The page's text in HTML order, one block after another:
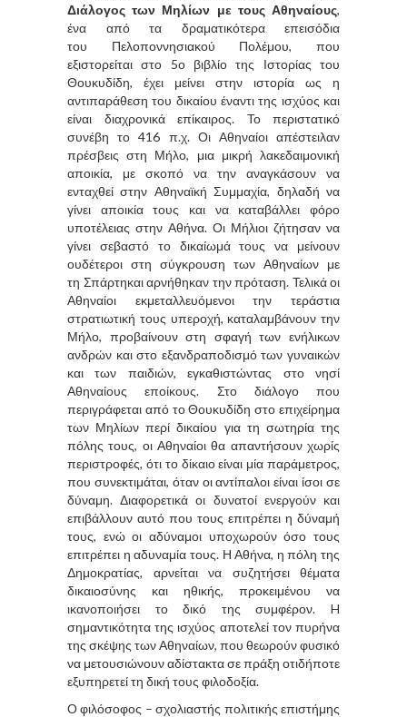
Διάλογος των Μηλίων με τους Αθηναίους,
ένα από τα δραματικότερα επεισόδια
του Πελοποννησιακού Πολέμου, που
εξιστορείται στο 5ο βιβλίο της Ιστορίας του
Θουκυδίδη, έχει μείνει στην ιστορία ως η
αντιπαράθεση του δικαίου έναντι της ισχύος και
είναι διαχρονικά επίκαιρος. Το περιστατικό
συνέβη το416 π.χ.Οι Αθηναίοι απέστειλαν
πρέσβεις στη Μήλο, μια μικρή λακεδαιμονική
αποικία, με σκοπό να την αναγκάσουν να
ενταχθεί στην Αθηναϊκή Συμμαχία, δηλαδή να
γίνει αποικία τους και να καταβάλλει φόρο
υποτέλειας στην Αθήνα. Οι Μήλιοι ζήτησαν να
γίνει σεβαστό το δικαίωμά τους να μείνουν
ουδέτεροι στη σύγκρουση των Αθηναίων με
τη Σπάρτηκαι αρνήθηκαν την πρόταση. Τελικά οι
Αθηναίοι εκμεταλλευόμενοι την τεράστια
στρατιωτική τους υπεροχή, καταλαμβάνουν την
Μήλο, προβαίνουν στη σφαγή των ενήλικων
ανδρών και στο εξανδραποδισμό των γυναικών
και των παιδιών, εγκαθιστώντας στο νησί
Αθηναίους εποίκους. Στο διάλογο που
περιγράφεται από το Θουκυδίδη στο επιχείρημα
των Μηλίων περί δικαίου για τη σωτηρία της
πόλης τους, οι Αθηναίοι θα απαντήσουν χωρίς
περιστροφές, ότι το δίκαιο είναι μία παράμετρος,
που συνεκτιμάται, όταν οι αντίπαλοι είναι ίσοι σε
δύναμη. Διαφορετικά οι δυνατοί ενεργούν και
επιβάλλουν αυτό που τους επιτρέπει η δύναμή
τους, ενώ οι αδύναμοι υποχωρούν όσο τους
επιτρέπει η αδυναμία τους. Η Αθήνα, η πόλη της
Δημοκρατίας, αρνείται να συζητήσει θέματα
δικαιοσύνης και ηθικής, προκειμένου να
ικανοποιήσει το δικό της συμφέρον. H
σημαντικότητα της ισχύος αποτελεί τον πυρήνα
της σκέψης των Αθηναίων, που θεωρούν φυσικό
να μετουσιώνουν αδίστακτα σε πράξη οτιδήποτε
εξυπηρετεί τη δική τους φιλοδοξία.
Ο φιλόσοφος – σχολιαστής πολιτικής επιστήμης